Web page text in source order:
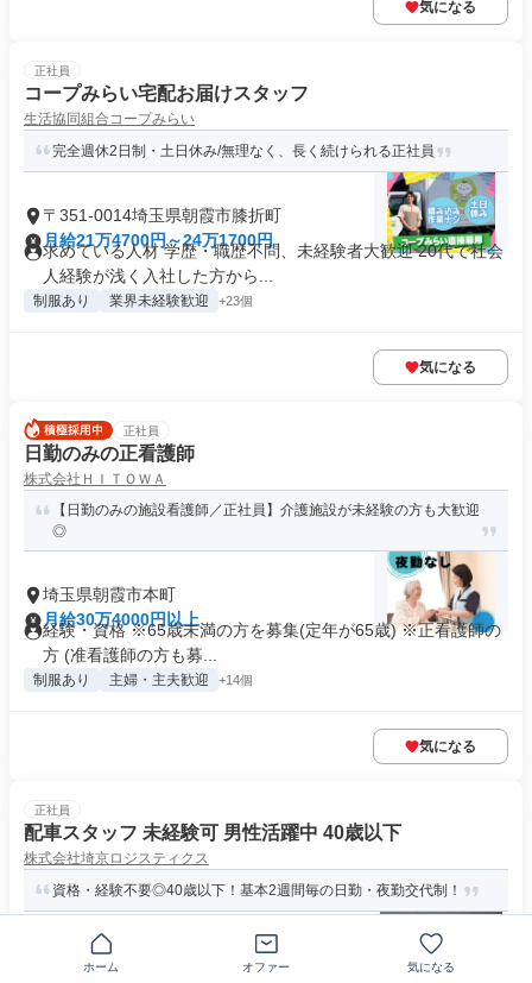
気になる
正社員
コープみらい宅配お届けスタッフ
生活協同組合コープみらい
完全週休2日制・土日休み/無理なく、長く続けられる正社員
〒351-0014埼玉県朝霞市膝折町
月給21万4700円～24万1700円
求めている人材 学歴・職歴不問、未経験者大歓迎 20代で社会
人経験が浅く入社した方から...
制服あり 業界未経験歓迎 +23個
気になる
正社員
日勤のみの正看護師
株式会社ＨＩＴＯＷＡ
【日勤のみの施設看護師／正社員】介護施設が未経験の方も大歓迎
◎
埼玉県朝霞市本町
月給30万4000円以上
経験・資格 ※65歳未満の方を募集(定年が65歳) ※正看護師の
方 (准看護師の方も募...
制服あり 主婦・主夫歓迎 +14個
気になる
正社員
配車スタッフ 未経験可 男性活躍中 40歳以下
株式会社埼京ロジスティクス
資格・経験不要◎40歳以下！基本2週間毎の日勤・夜勤交代制！
〒351-0002埼玉県朝霞市
ホーム オファー 気になる